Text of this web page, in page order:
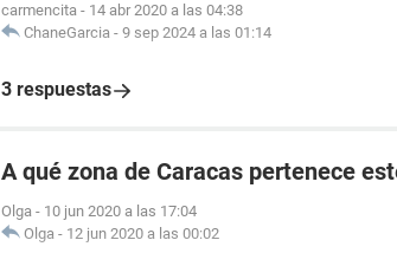
carmencita - 14 abr 2020 a las 04:38
ChaneGarcia - 9 sep 2024 a las 01:14
3 respuestas
A qué zona de Caracas pertenece
Olga - 10 jun 2020 a las 17:04
Olga - 12 jun 2020 a las 00:02